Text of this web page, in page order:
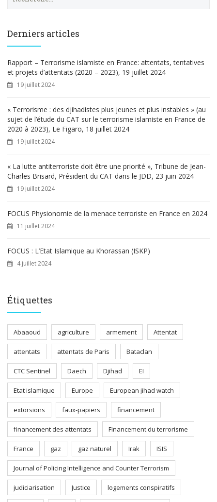
e
h
e
r
Derniers articles
Rapport – Terrorisme islamiste en France: attentats, tentatives
et projets d’attentats (2020 – 2023), 19 juillet 2024
19 juillet 2024
« Terrorisme : des djihadistes plus jeunes et plus instables » (au
sujet de l’étude du CAT sur le terrorisme islamiste en France de
2020 à 2023), Le Figaro, 18 juillet 2024
19 juillet 2024
« La lutte antiterroriste doit être une priorité », Tribune de Jean-
Charles Brisard, Président du CAT dans le JDD, 23 juin 2024
19 juillet 2024
FOCUS Physionomie de la menace terroriste en France en 2024
11 juillet 2024
FOCUS : L’Etat Islamique au Khorassan (ISKP)
4 juillet 2024
Étiquettes
Abaaoud agriculture armement Attentat
attentats attentats de Paris Bataclan
CTC Sentinel Daech Djihad EI
Etat islamique Europe European jihad watch
extorsions faux-papiers financement
financement des attentats Financement du terrorisme
France gaz gaz naturel Irak ISIS
Journal of Policing Intelligence and Counter Terrorism
judiciarisation Justice logements conspiratifs